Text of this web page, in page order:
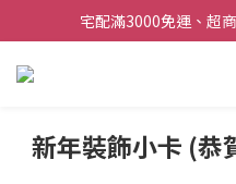
夏日購花福利．消費不
宅配滿3000免運、超
門市與官網，單筆
新年裝飾小卡 (恭